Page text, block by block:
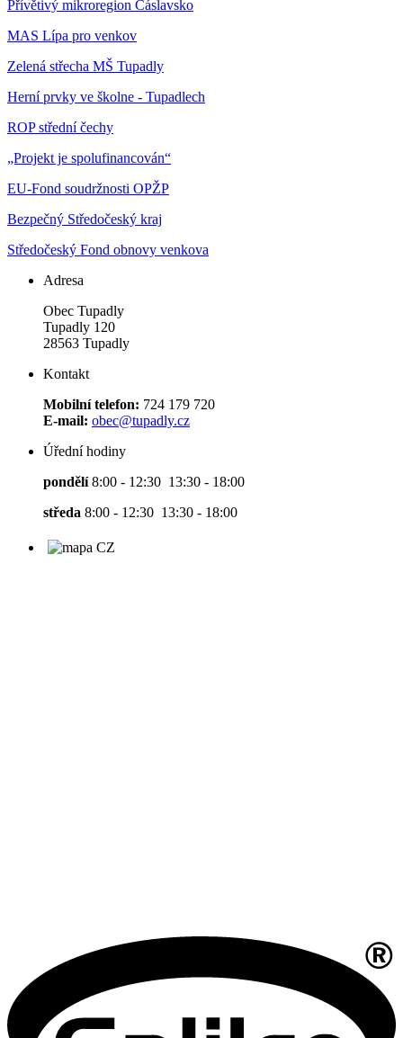
Přívětivý mikroregion Čáslavsko
MAS Lípa pro venkov
Zelená střecha MŠ Tupadly
Herní prvky ve školne - Tupadlech
ROP střední čechy
„Projekt je spolufinancován“
EU-Fond soudržnosti OPŽP
Bezpečný Středočeský kraj
Středočeský Fond obnovy venkova
Adresa
Obec Tupadly
Tupadly 120
28563 Tupadly
Kontakt
Mobilní telefon: 724 179 720
E-mail: obec@tupadly.cz
Úřední hodiny
pondělí8:00 - 12:30 13:30 - 18:00
středa 8:00 - 12:30 13:30 - 18:00